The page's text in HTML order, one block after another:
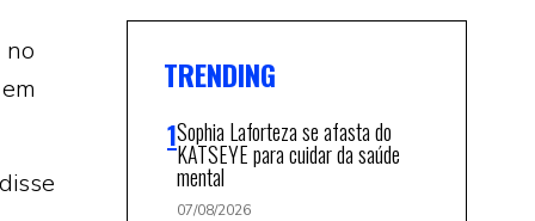
no
TRENDING
Sophia Laforteza se afasta do
KATSEYE para cuidar da saúde
mental
07/08/2026